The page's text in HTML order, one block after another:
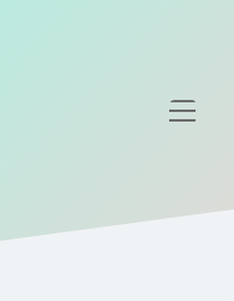
Gizlilik
menüyü